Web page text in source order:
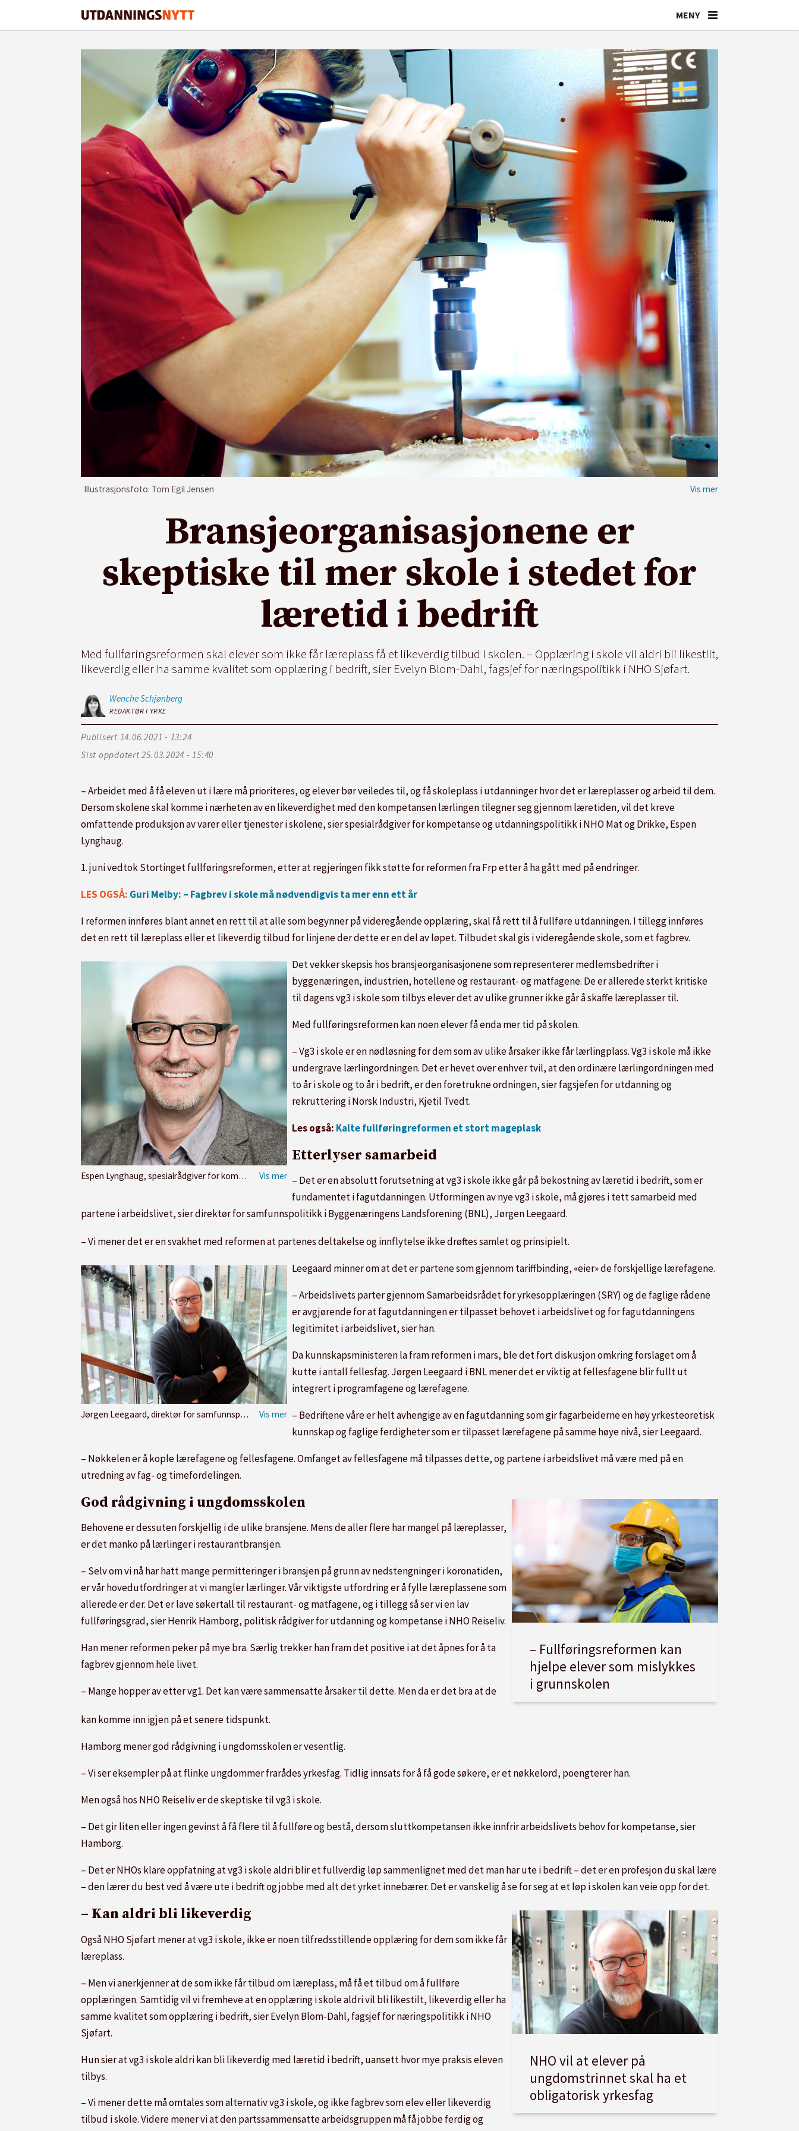
Illustrasjonsfoto: Tom Egil Jensen
Bransjeorganisasjonene er
skeptiske til mer skole i stedet for
læretid i bedrift
Med fullføringsreformen skal elever som ikke får læreplass få et likeverdig tilbud i skolen. – Opplæring i skole vil aldri bli likestilt,
likeverdig eller ha samme kvalitet som opplæring i bedrift, sier Evelyn Blom-Dahl, fagsjef for næringspolitikk i NHO Sjøfart.
WencheSchjønberg
REDAKTØR I YRKE
Publisert
14.06.2021 - 13:24
Sist oppdatert
25.03.2024 - 15:40
– Arbeidet med å få eleven ut i lære må prioriteres, og elever bør veiledes til, og få skoleplass i utdanninger hvor det er læreplasser og arbeid til dem.
Dersom skolene skal komme i nærheten av en likeverdighet med den kompetansen lærlingen tilegner seg gjennom læretiden, vil det kreve
omfattende produksjon av varer eller tjenester i skolene, sier spesialrådgiver for kompetanse og utdanningspolitikk i NHO Mat og Drikke, Espen
Lynghaug.
1. juni vedtok Stortinget fullføringsreformen, etter at regjeringen fikk støtte for reformen fra Frp etter å ha gått med på endringer.
LES OGSÅ: Guri Melby: – Fagbrev i skole må nødvendigvis ta mer enn ett år
I reformen innføres blant annet en rett til at alle som begynner på videregående opplæring, skal få rett til å fullføre utdanningen. I tillegg innføres
det en rett til læreplass eller et likeverdig tilbud for linjene der dette er en del av løpet. Tilbudet skal gis i videregående skole, som et fagbrev.
Espen Lynghaug, spesialrådgiver for kompetanse og utdanningspolitikk i NHO Mat og Drikke. Foto: NHO/ Moment Studio
Det vekker skepsis hos bransjeorganisasjonene som representerer medlemsbedrifter i
byggenæringen, industrien, hotellene og restaurant- og matfagene. De er allerede sterkt kritiske
til dagens vg3 i skole som tilbys elever det av ulike grunner ikke går å skaffe læreplasser til.
Med fullføringsreformen kan noen elever få enda mer tid på skolen.
– Vg3 i skole er en nødløsning for dem som av ulike årsaker ikke får lærlingplass. Vg3 i skole må ikke
undergrave lærlingordningen. Det er hevet over enhver tvil, at den ordinære lærlingordningen med
to år i skole og to år i bedrift, er den foretrukne ordningen, sier fagsjefen for utdanning og
rekruttering i Norsk Industri, Kjetil Tvedt.
Les også: Kalte fullføringreformen et stort mageplask
Etterlyser samarbeid
– Det er en absolutt forutsetning at vg3 i skole ikke går på bekostning av læretid i bedrift, som er
fundamentet i fagutdanningen. Utformingen av nye vg3 i skole, må gjøres i tett samarbeid med
partene i arbeidslivet, sier direktør for samfunnspolitikk i Byggenæringens Landsforening (BNL), Jørgen Leegaard.
– Vi mener det er en svakhet med reformen at partenes deltakelse og innflytelse ikke drøftes samlet og prinsipielt.
Jørgen Leegaard, direktør for samfunnspolitikk i Byggenæringens Landsforening (BNL). Foto: Byggenæringens Landsforening
Leegaard minner om at det er partene som gjennom tariffbinding, «eier» de forskjellige lærefagene.
– Arbeidslivets parter gjennom Samarbeidsrådet for yrkesopplæringen (SRY) og de faglige rådene
er avgjørende for at fagutdanningen er tilpasset behovet i arbeidslivet og for fagutdanningens
legitimitet i arbeidslivet, sier han.
Da kunnskapsministeren la fram reformen i mars, ble det fort diskusjon omkring forslaget om å
kutte i antall fellesfag. Jørgen Leegaard i BNL mener det er viktig at fellesfagene blir fullt ut
integrert i programfagene og lærefagene.
– Bedriftene våre er helt avhengige av en fagutdanning som gir fagarbeiderne en høy yrkesteoretisk
kunnskap og faglige ferdigheter som er tilpasset lærefagene på samme høye nivå, sier Leegaard.
– Nøkkelen er å kople lærefagene og fellesfagene. Omfanget av fellesfagene må tilpasses dette, og partene i arbeidslivet må være med på en
utredning av fag- og timefordelingen.
– Fullføringsreformen kan
hjelpe elever som mislykkes
i grunnskolen
God rådgivning i ungdomsskolen
Behovene er dessuten forskjellig i de ulike bransjene. Mens de aller flere har mangel på læreplasser,
er det manko på lærlinger i restaurantbransjen.
– Selv om vi nå har hatt mange permitteringer i bransjen på grunn av nedstengninger i koronatiden,
er vår hovedutfordringer at vi mangler lærlinger. Vår viktigste utfordring er å fylle læreplassene som
allerede er der. Det er lave søkertall til restaurant- og matfagene, og i tillegg så ser vi en lav
fullføringsgrad, sier Henrik Hamborg, politisk rådgiver for utdanning og kompetanse i NHO Reiseliv.
Han mener reformen peker på mye bra. Særlig trekker han fram det positive i at det åpnes for å ta
fagbrev gjennom hele livet.
– Mange hopper av etter vg1. Det kan være sammensatte årsaker til dette. Men da er det bra at de
kan komme inn igjen på et senere tidspunkt.
Hamborg mener god rådgivning i ungdomsskolen er vesentlig.
– Vi ser eksempler på at flinke ungdommer frarådes yrkesfag. Tidlig innsats for å få gode søkere, er et nøkkelord, poengterer han.
Men også hos NHO Reiseliv er de skeptiske til vg3 i skole.
– Det gir liten eller ingen gevinst å få flere til å fullføre og bestå, dersom sluttkompetansen ikke innfrir arbeidslivets behov for kompetanse, sier
Hamborg.
– Det er NHOs klare oppfatning at vg3 i skole aldri blir et fullverdig løp sammenlignet med det man har ute i bedrift – det er en profesjon du skal lære
– den lærer du best ved å være ute i bedrift og jobbe med alt det yrket innebærer. Det er vanskelig å se for seg at et løp i skolen kan veie opp for det.
NHO vil at elever på
ungdomstrinnet skal ha et
obligatorisk yrkesfag
– Kan aldri bli likeverdig
Også NHO Sjøfart mener at vg3 i skole, ikke er noen tilfredsstillende opplæring for dem som ikke får
læreplass.
– Men vi anerkjenner at de som ikke får tilbud om læreplass, må få et tilbud om å fullføre
opplæringen. Samtidig vil vi fremheve at en opplæring i skole aldri vil bli likestilt, likeverdig eller ha
samme kvalitet som opplæring i bedrift, sier Evelyn Blom-Dahl, fagsjef for næringspolitikk i NHO
Sjøfart.
Hun sier at vg3 i skole aldri kan bli likeverdig med læretid i bedrift, uansett hvor mye praksis eleven
tilbys.
– Vi mener dette må omtales som alternativ vg3 i skole, og ikke fagbrev som elev eller likeverdig
tilbud i skole. Videre mener vi at den partssammensatte arbeidsgruppen må få jobbe ferdig og